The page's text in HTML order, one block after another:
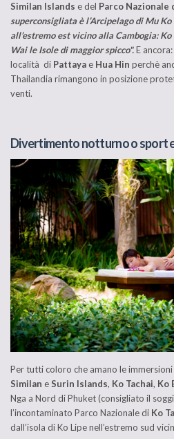
Similan Islands e del Parco Nazionale
superconsigliata è l’Arcipelago di Mu
all’estremo est vicino alla Cambogia:
Wai le Isole di maggior spicco".E ancora:
località di Pattayae Hua Hin perchè
Thailandia rimangono in posizione
venti.
Divertimento notturno o sport
Per tutti coloro che amano le
Similan eSurin Islands, Ko Tachai, Ko
Nga a Nord di Phuket (consigliato il
l’incontaminato Parco Nazionale di Ko
dall’isola di Ko Lipe nell’estremo sud